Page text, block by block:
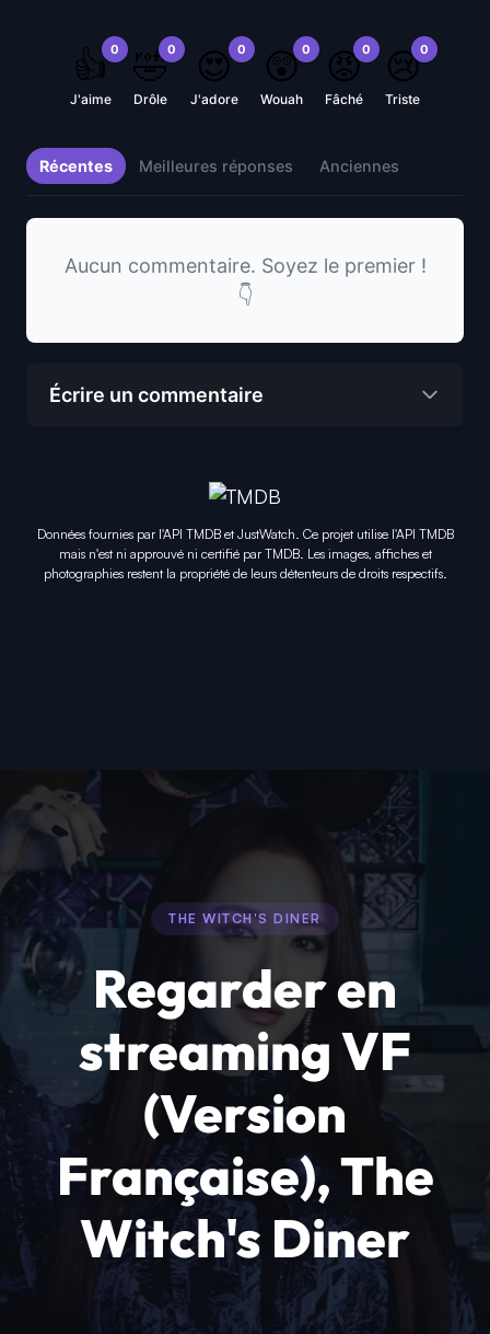
0
👍
J'aime
0
🤣
Drôle
0
😍
J'adore
0
😲
Wouah
0
😡
Fâché
0
😢
Triste
Récentes Meilleures réponses Anciennes
Aucun commentaire. Soyez le premier !
👇
Écrire un commentaire
Données fournies par l'API TMDB et JustWatch. Ce projet utilise l'API TMDB
mais n'est ni approuvé ni certifié par TMDB. Les images, affiches et
photographies restent la propriété de leurs détenteurs de droits respectifs.
THE WITCH'S DINER
Regarder en
streaming VF
(Version
Française), The
Witch's Diner